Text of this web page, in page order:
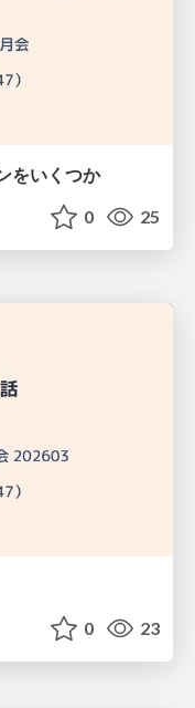
をいくつか
0 25
0 23